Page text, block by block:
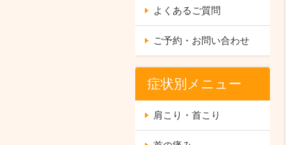
よくあるご質問
ご予約・お問い合わせ
症状別メニュー
肩こり・首こり